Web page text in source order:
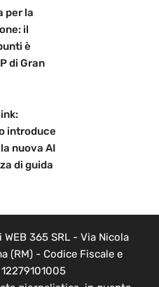
per la
il
è
di Gran
introduce
nuova AI
di guida
365 SRL - Via Nicola
(RM) - Codice Fiscale e